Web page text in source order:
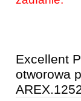
Excellent
otworowa